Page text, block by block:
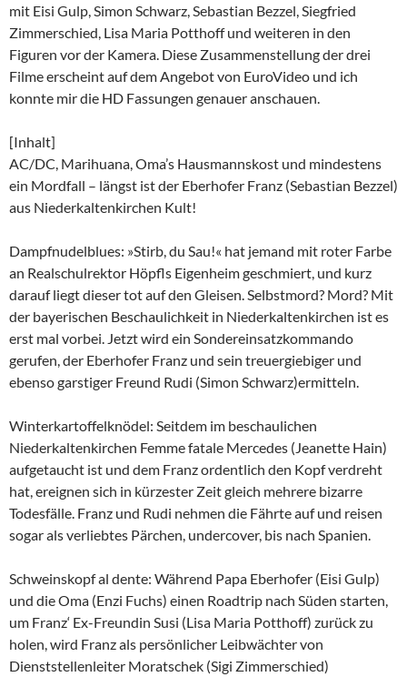
mit Eisi Gulp, Simon Schwarz, Sebastian Bezzel, Siegfried
Zimmerschied, Lisa Maria Potthoff und weiteren in den
Figuren vor der Kamera. Diese Zusammenstellung der drei
Filme erscheint auf dem Angebot von EuroVideo und ich
konnte mir die HD Fassungen genauer anschauen.
[Inhalt]
AC/DC, Marihuana, Oma’s Hausmannskost und mindestens
ein Mordfall – längst ist der Eberhofer Franz (Sebastian Bezzel)
aus Niederkaltenkirchen Kult!
Dampfnudelblues: »Stirb, du Sau!« hat jemand mit roter Farbe
an Realschulrektor Höpfls Eigenheim geschmiert, und kurz
darauf liegt dieser tot auf den Gleisen. Selbstmord? Mord? Mit
der bayerischen Beschaulichkeit in Niederkaltenkirchen ist es
erst mal vorbei. Jetzt wird ein Sondereinsatzkommando
gerufen, der Eberhofer Franz und sein treuergiebiger und
ebenso garstiger Freund Rudi (Simon Schwarz)ermitteln.
Winterkartoffelknödel: Seitdem im beschaulichen
Niederkaltenkirchen Femme fatale Mercedes (Jeanette Hain)
aufgetaucht ist und dem Franz ordentlich den Kopf verdreht
hat, ereignen sich in kürzester Zeit gleich mehrere bizarre
Todesfälle. Franz und Rudi nehmen die Fährte auf und reisen
sogar als verliebtes Pärchen, undercover, bis nach Spanien.
Schweinskopf al dente: Während Papa Eberhofer (Eisi Gulp)
und die Oma (Enzi Fuchs) einen Roadtrip nach Süden starten,
um Franz‘ Ex-Freundin Susi (Lisa Maria Potthoff) zurück zu
holen, wird Franz als persönlicher Leibwächter von
Dienststellenleiter Moratschek (Sigi Zimmerschied)